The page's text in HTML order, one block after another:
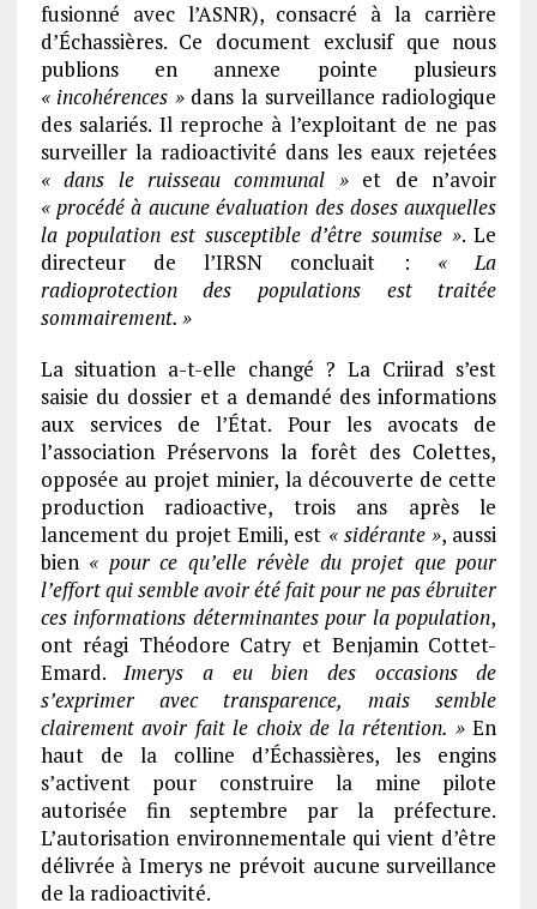
fusionné avec l’ASNR), consacré à la carrière
d’Échassières. Ce document exclusif que nous
publions en annexe pointe plusieurs
« incohérences »dans la surveillance radiologique
des salariés. Il reproche à l’exploitant de ne pas
surveiller la radioactivité dans les eaux rejetées
« dans le ruisseau communal »et de n’avoir
« procédé à aucune évaluation des doses auxquelles
la population est susceptible d’être soumise ». Le
directeur de l’IRSN concluait : « La
radioprotection des populations est traitée
sommairement. »
La situation a-t-elle changé ? La Criirad s’est
saisie du dossier et a demandé des informations
aux services de l’État. Pour les avocats de
l’association Préservons la forêt des Colettes,
opposée au projet minier, la découverte de cette
production radioactive, trois ans après le
lancement du projet Emili, est « sidérante », aussi
bien« pour ce qu’elle révèle du projet que pour
l’effort qui semble avoir été fait pour ne pas ébruiter
ces informations déterminantes pour la population,
ont réagi Théodore Catry et Benjamin Cottet-
Emard.Imerys a eu bien des occasions de
s’exprimer avec transparence, mais semble
clairement avoir fait le choix de la rétention. »En
haut de la colline d’Échassières, les engins
s’activent pour construire la mine pilote
autorisée fin septembre par la préfecture.
L’autorisation environnementale qui vient d’être
délivrée à Imerys ne prévoit aucune surveillance
de la radioactivité.